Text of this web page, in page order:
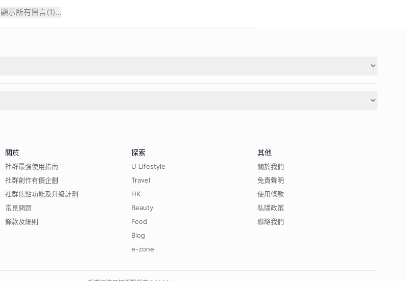
顯示所有留言(1)...
關於
社群最強使用指南
社群創作有價企劃
社群焦點功能及升級計劃
常見問題
條款及細則
探索
U Lifestyle
Travel
HK
Beauty
Food
Blog
e-zone
其他
關於我們
免責聲明
使用條款
私隱政策
聯絡我們